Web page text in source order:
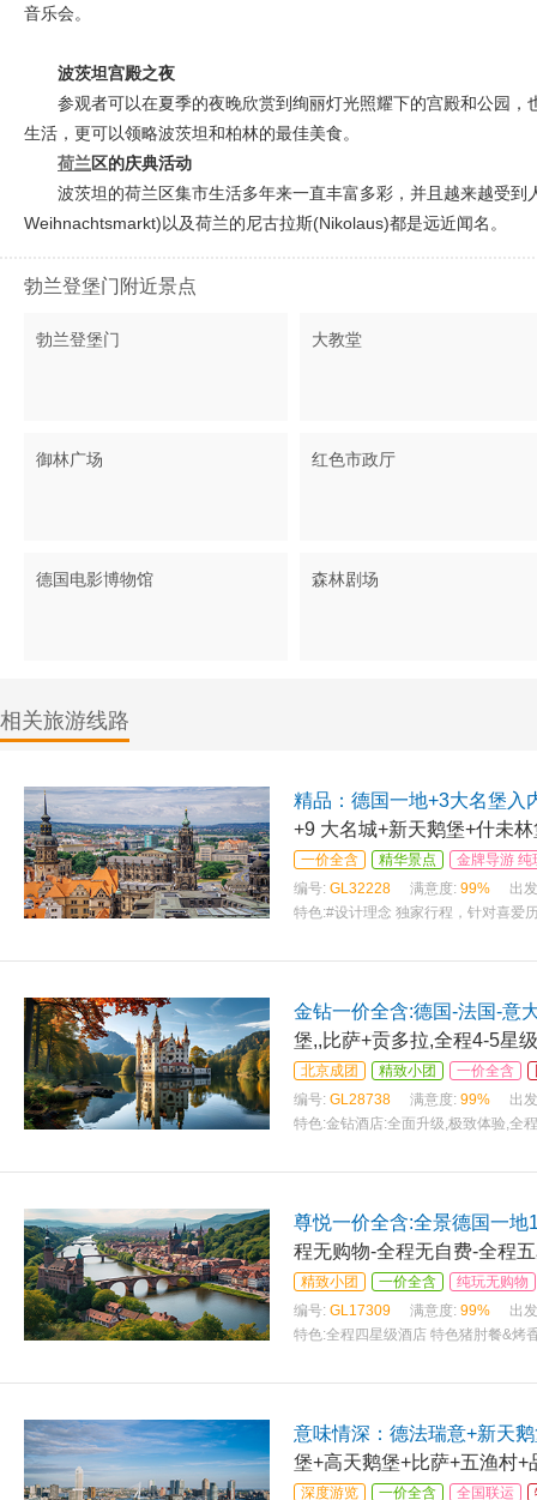
音乐会。
波茨坦宫殿之夜
参观者可以在夏季的夜晚欣赏到绚丽灯光照耀下的宫殿和公园
生活，更可以领略波茨坦和柏林的最佳美食。
荷兰区的庆典活动
波茨坦的荷兰区集市生活多年来一直丰富多彩，并且越来越受
Weihnachtsmarkt)以及荷兰的尼古拉斯(Nikolaus)都是远近闻名。
勃兰登堡门附近景点
勃兰登堡门 大教堂
御林广场 红色市政厅
德国电影博物馆 森林剧场
相关旅游线路
精品：德国一地+3大名堡入
+9 大名城+新天鹅堡+什未
一价全含 精华景点
金牌导游 纯
编号: GL32228 满意度: 99%
出
特色:#设计理念 独家行程，针对喜爱
金钻一价全含:德国-法国-意
堡,,比萨+贡多拉,全程4-5星
北京成团 精致小团 一价全含
编号: GL28738 满意度: 99%
出
特色:金钻酒店:全面升级,极致体验,全
尊悦一价全含:全景德国一地
程无购物-全程无自费-全程
精致小团 一价全含
纯玩无购物
编号: GL17309 满意度: 99%
出
特色:全程四星级酒店 特色猪肘餐&烤
意味情深：德法瑞意+新天
堡+高天鹅堡+比萨+五渔村+
深度游览 一价全含 全国联运